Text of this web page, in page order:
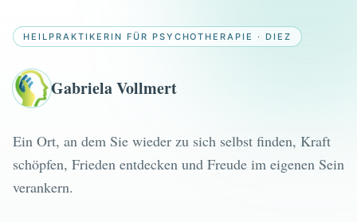
HEILPRAKTIKERIN FÜR PSYCHOTHERAPIE · DIEZ
Gabriela Vollmert
Ein Ort, an dem Sie wieder zu sich selbst finden, Kraft
schöpfen, Frieden entdecken und Freude im eigenen Sein
verankern.